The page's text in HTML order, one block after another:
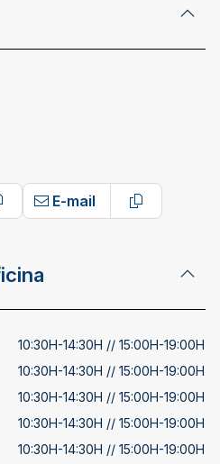
phone number
E-mail
Copy email
10:30H-14:30H // 15:00H-19:00H
10:30H-14:30H // 15:00H-19:00H
10:30H-14:30H // 15:00H-19:00H
10:30H-14:30H // 15:00H-19:00H
10:30H-14:30H // 15:00H-19:00H